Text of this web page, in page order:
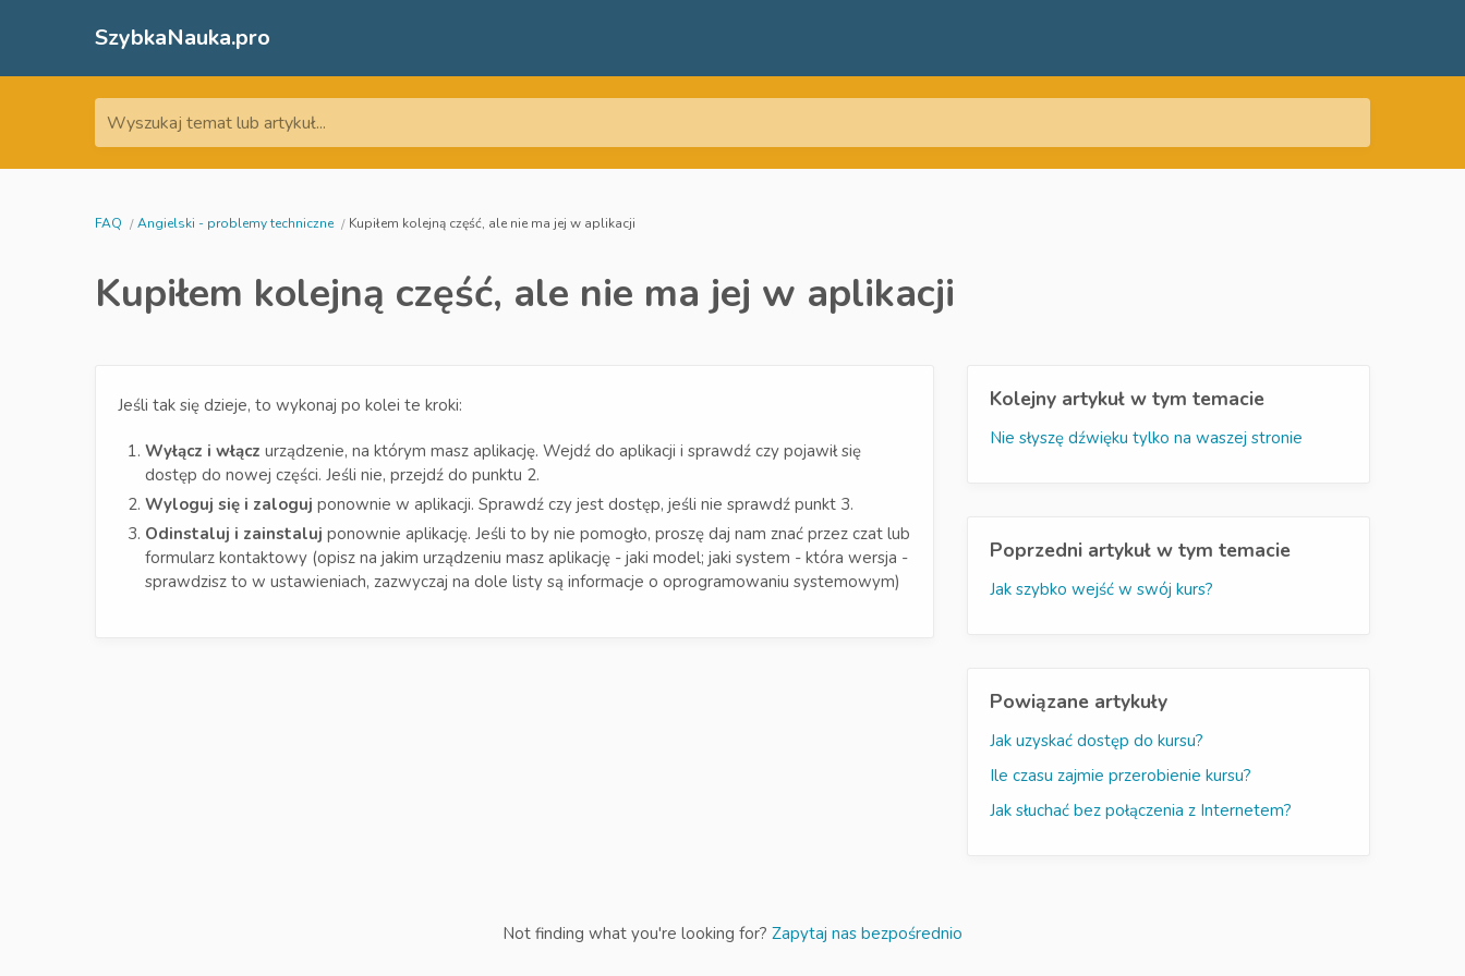
SzybkaNauka.pro
Wyszukaj temat lub artykuł...
FAQ Angielski - problemy techniczne Kupiłem kolejną część, ale nie ma jej w aplikacji
Kupiłem kolejną część, ale nie ma jej w aplikacji
Jeśli tak się dzieje, to wykonaj po kolei te kroki:
Wyłącz i włącz urządzenie, na którym masz aplikację. Wejdź do aplikacji i sprawdź czy pojawił się
dostęp do nowej części. Jeśli nie, przejdź do punktu 2.
Wyloguj się i zaloguj ponownie w aplikacji. Sprawdź czy jest dostęp, jeśli nie sprawdź punkt 3.
Odinstaluj i zainstaluj ponownie aplikację. Jeśli to by nie pomogło, proszę daj nam znać przez czat lub
formularz kontaktowy (opisz na jakim urządzeniu masz aplikację - jaki model; jaki system - która wersja -
sprawdzisz to w ustawieniach, zazwyczaj na dole listy są informacje o oprogramowaniu systemowym)
Kolejny artykuł w tym temacie
Nie słyszę dźwięku tylko na waszej stronie
Poprzedni artykuł w tym temacie
Jak szybko wejść w swój kurs?
Powiązane artykuły
Jak uzyskać dostęp do kursu?
Ile czasu zajmie przerobienie kursu?
Jak słuchać bez połączenia z Internetem?
Not finding what you're looking for? Zapytaj nas bezpośrednio